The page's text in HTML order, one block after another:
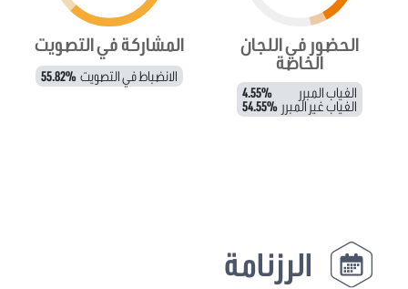
الحضور في اللجان
الخاصة
الغياب المبرر 4.55%
الغياب غير المبرر 54.55%
المشاركة في التصويت
الانضباط في التصويت 55.82%
الرزنامة